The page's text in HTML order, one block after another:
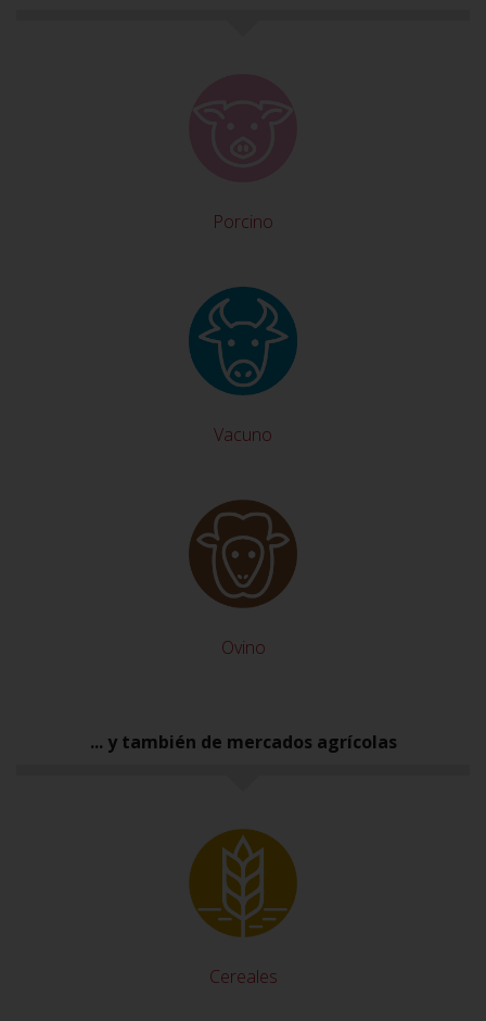
Porcino
Vacuno
Ovino
... y también de mercados agrícolas
Cereales